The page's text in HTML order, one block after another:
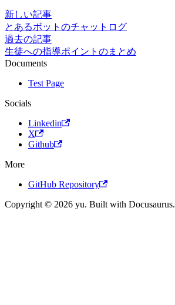
新しい記事
とあるボットのチャットログ
過去の記事
生徒への指導ポイントのまとめ
Documents
Test Page
Socials
Linkedin
X
Github
More
GitHub Repository
Copyright © 2026 yu. Built with Docusaurus.